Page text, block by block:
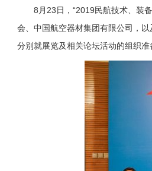
8月23日，“2019民航技术、装
会、中国航空器材集团有限公司，
分别就展览及相关论坛活动的组织准